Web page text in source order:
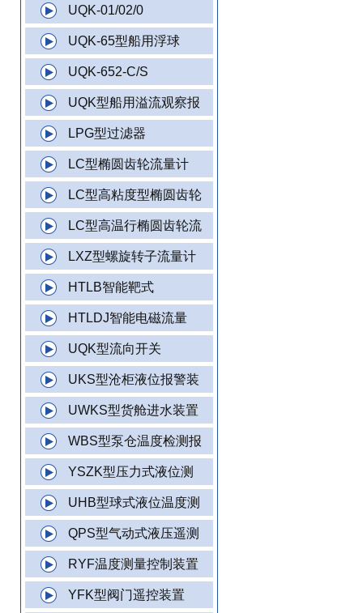
UQK-01/02/0
UQK-65型船用浮球
UQK-652-C/S
UQK型船用溢流观察报
LPG型过滤器
LC型椭圆齿轮流量计
LC型高粘度型椭圆齿轮
LC型高温行椭圆齿轮流
LXZ型螺旋转子流量计
HTLB智能靶式
HTLDJ智能电磁流量
UQK型流向开关
UKS型沧柜液位报警装
UWKS型货舱进水装置
WBS型泵仓温度检测报
YSZK型压力式液位测
UHB型球式液位温度测
QPS型气动式液压遥测
RYF温度测量控制装置
YFK型阀门遥控装置